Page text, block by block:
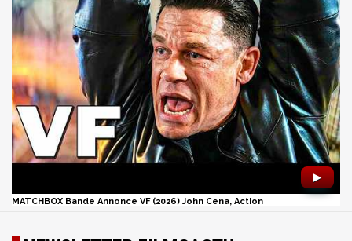
►
MATCHBOX Bande Annonce VF (2026) John Cena, Action